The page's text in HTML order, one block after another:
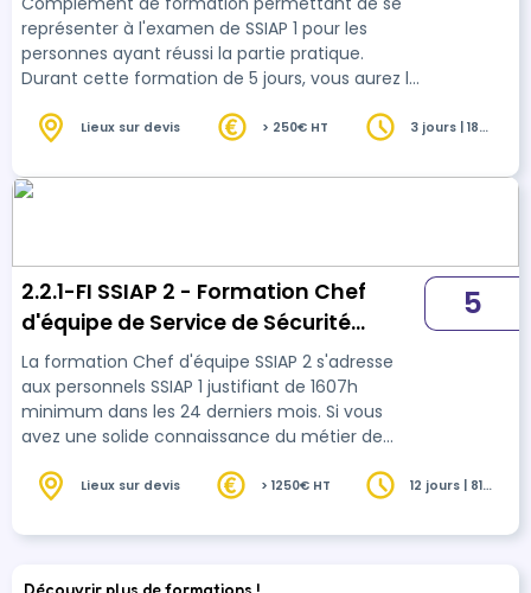
représenter à l'examen de SSIAP 1 pour les
personnes ayant réussi la partie pratique.
Durant cette formation de 5 jours, vous aurez la
règlementaires du SSIAP 1.
Lieux sur devis > 250€ HT
3 jours | 18
2.2.1-FI SSIAP 2 - Formation Chef
d'équipe de Service de Sécurité
incendie et Assistance à personnes
niveau 2
La formation Chef d'équipe SSIAP 2 s'adresse
aux personnels SSIAP 1 justifiant de 1607h
minimum dans les 24 derniers mois. Si vous
avez une solide connaissance du métier de
rejoignez nous !
5
Lieux sur devis > 1250€ HT
12 jours | 81
Découvrir plus de formations !